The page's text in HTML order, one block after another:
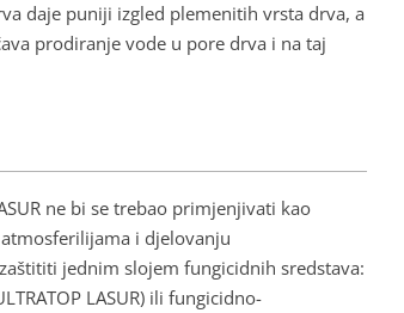
daje puniji izgled plemenitih vrsta drva, a
prodiranje vode u pore drva i na taj
ne bi se trebao primjenjivati kao
i djelovanju
jednim slojem fungicidnih sredstava:
LASUR) ili fungicidno-